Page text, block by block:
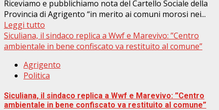
Riceviamo e pubblichiamo nota del Cartello Sociale della
Provincia di Agrigento “in merito ai comuni morosi nei...
Leggi tutto
Siculiana, il sindaco replica a Wwf e Marevivo: ”Centro
ambientale in bene confiscato va restituito al comune”
Agrigento
Politica
Siculiana, il sindaco replica a Wwf e Marevivo: ”Centro
ambientale in bene confiscato va restituito al comune”